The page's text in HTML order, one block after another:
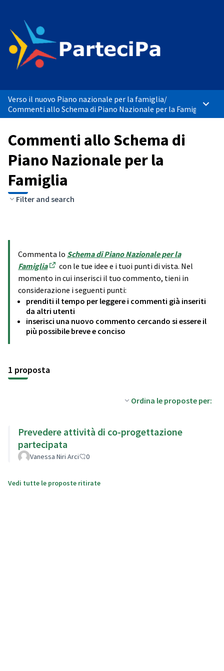
Verso il nuovo Piano nazionale per la famiglia/
Commenti allo Schema di Piano Nazionale per la Famiglia
Commenti allo Schema di
Piano Nazionale per la
Famiglia
Filter and search
Commenta lo Schema di Piano Nazionale per la
Famiglia
(Apre in una nuova scheda)
con le tue idee e i tuoi punti di vista. Nel
momento in cui inserisci il tuo commento, tieni in
considerazione i seguenti punti:
prenditi il tempo per leggere i commenti già inseriti
da altri utenti
inserisci una nuovo commento cercando si essere il
più possibile breve e conciso
1 proposta
Ordina le proposte per:
Prevedere attività di co-progettazione
partecipata
Vanessa Niri Arci 0
Vedi tutte le proposte ritirate